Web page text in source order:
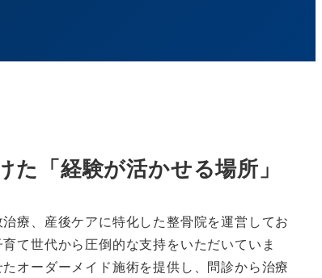
た「経験が活かせる場所」
療、産後ケアに特化した整骨院を運営してお
て世代から圧倒的な支持をいただいていま
オーダーメイド施術を提供し、問診から治療